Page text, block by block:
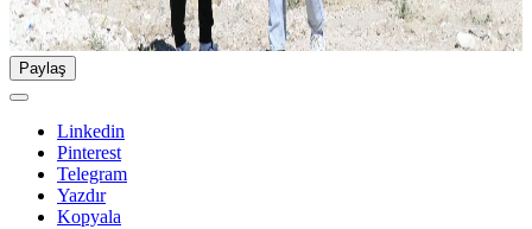
Paylaş
Linkedin
Pinterest
Telegram
Yazdır
Kopyala